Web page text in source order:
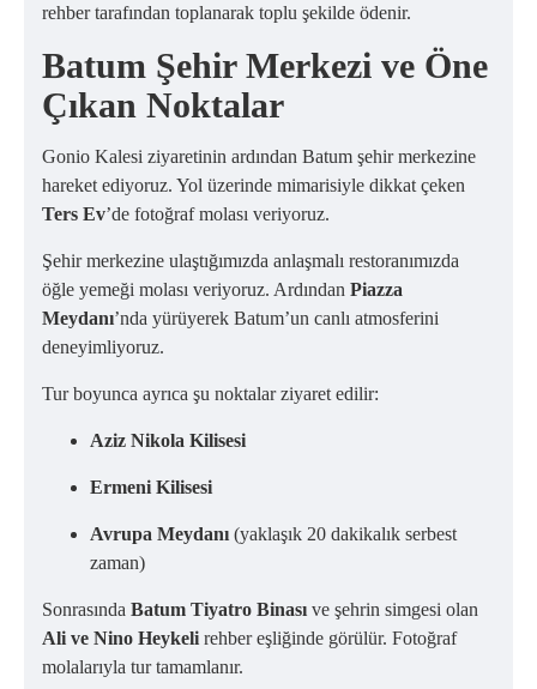
rehber tarafından toplanarak toplu şekilde ödenir.
Batum Şehir Merkezi ve Öne
Çıkan Noktalar
Gonio Kalesi ziyaretinin ardından Batum şehir merkezine
hareket ediyoruz. Yol üzerinde mimarisiyle dikkat çeken
Ters Ev’de fotoğraf molası veriyoruz.
Şehir merkezine ulaştığımızda anlaşmalı restoranımızda
öğle yemeği molası veriyoruz. Ardından Piazza
Meydanı’nda yürüyerek Batum’un canlı atmosferini
deneyimliyoruz.
Tur boyunca ayrıca şu noktalar ziyaret edilir:
Aziz Nikola Kilisesi
Ermeni Kilisesi
Avrupa Meydanı (yaklaşık 20 dakikalık serbest
zaman)
Sonrasında Batum Tiyatro Binası ve şehrin simgesi olan
Ali ve Nino Heykeli rehber eşliğinde görülür. Fotoğraf
molalarıyla tur tamamlanır.